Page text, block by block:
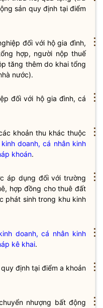
sản quy định tại điểm
đối với hộ gia đình,
hợp, người nộp thuế
tăng thêm do khai tổng
nước).
đối với hộ gia đình, cá
khoản thu khác thuộc
kinh doanh, cá nhân kinh
khoán.
áp dụng đối với trường
hợp đồng cho thuê đất
phát sinh trong khu kinh
doanh, cá nhân kinh
kê khai.
định tại điểm a khoản
nhượng bất động
⋮
⋮
⋮
⋮
⋮
⋮
⋮